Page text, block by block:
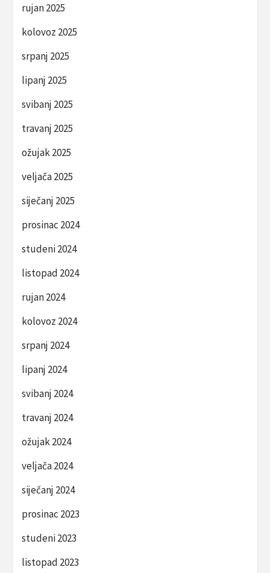
rujan 2025
kolovoz 2025
srpanj 2025
lipanj 2025
svibanj 2025
travanj 2025
ožujak 2025
veljača 2025
siječanj 2025
prosinac 2024
studeni 2024
listopad 2024
rujan 2024
kolovoz 2024
srpanj 2024
lipanj 2024
svibanj 2024
travanj 2024
ožujak 2024
veljača 2024
siječanj 2024
prosinac 2023
studeni 2023
listopad 2023